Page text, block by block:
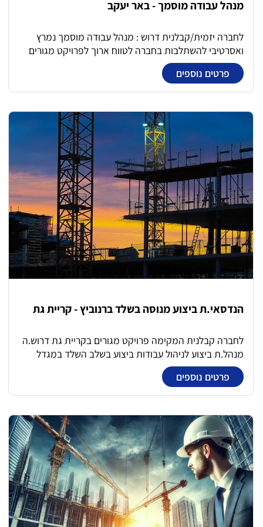
מנהל עבודה מוסמך - באר יעקב
לחברה יזמית/קבלנית דרוש : מנהל עבודה מוסמך נמרץ
ואסרטיבי להשתלבות בחברה לטווח ארוך לפרויקט מגורים
בנייה רוויה משרה מלאה הכוללת תורנויות ושישי לסירוגין
פרטים נוספים
הנדסאי.ת ביצוע מנוסה בשלד ברנוביץ - קריית גת
לחברה קבלנית המקימה פרויקט מגורים בקריית גת דרוש.ה
מנהל.ת ביצוע לניהול עבודות ביצוע בשלב השלד במגדל
מגורים במסגרת התפקיד: קידום עבודות הביצוע בדגש על
יציקות ניהול קבלני משנה וצוותי עובדים קידום עבודות שלד
במגדל מגורים תחת מנהל עבודה משרה מלאה 7:00-17:00
פרטים נוספים